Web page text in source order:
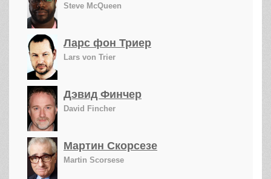
Steve McQueen
Ларс фон Триер
Lars von Trier
Дэвид Финчер
David Fincher
Мартин Скорсезе
Martin Scorsese